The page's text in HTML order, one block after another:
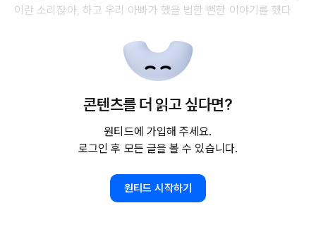
이란 소리잖아, 하고 우리 아빠가 했을 법한 뻔한 이야기를 했다
콘텐츠를 더 읽고 싶다면?
원티드에 가입해 주세요.
로그인 후 모든 글을 볼 수 있습니다.
원티드 시작하기